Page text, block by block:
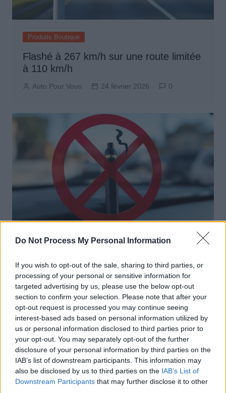
Do Not Process My Personal Information
If you wish to opt-out of the sale, sharing to third parties, or
processing of your personal or sensitive information for
targeted advertising by us, please use the below opt-out
section to confirm your selection. Please note that after your
opt-out request is processed you may continue seeing
interest-based ads based on personal information utilized by
us or personal information disclosed to third parties prior to
your opt-out. You may separately opt-out of the further
disclosure of your personal information by third parties on the
IAB’s list of downstream participants. This information may
also be disclosed by us to third parties on the IAB’s List of
Downstream Participants that may further disclose it to other
Produits Boutique
Flashé à 267 km/h sur une route limitée
à 110 km/h
Auto Pour Vous 24 février 2026 0
Produits Boutique
Vapoter en voiture avec des enfants
bientôt interdit en Angleterre
Auto Pour Vous 18 février 2026